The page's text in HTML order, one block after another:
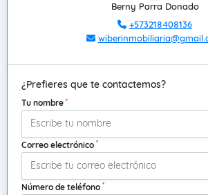
Berny Parra Donado
+573218408136
¿Prefieres que te contactemos?
Tu nombre *
Correo electrónico *
Número de teléfono *